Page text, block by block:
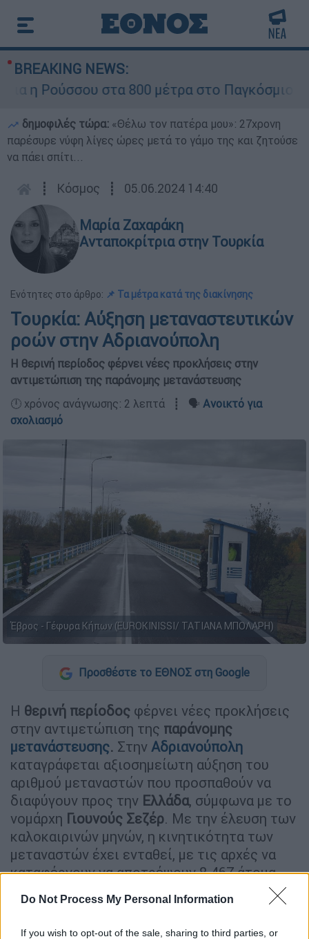
Do Not Process My Personal Information
If you wish to opt-out of the sale, sharing to third parties, or
BREAKING NEWS:
η Ρούσσου στα 800 μέτρα στο Παγκόσμιο
δημοφιλές τώρα: «Θέλω τον πατέρα μου»: 27χρονη
παρέσυρε νύφη λίγες ώρες μετά το γάμο της και ζητούσε
να πάει σπίτι...
┋ Κόσμος ┋ 05.06.2024 14:40
Μαρία Ζαχαράκη
Ανταποκρίτρια στην Τουρκία
Ενότητες στο άρθρο: 📌 Τα μέτρα κατά της διακίνησης
Τουρκία: Αύξηση μεταναστευτικών
ροών στην Αδριανούπολη
Η θερινή περίοδος φέρνει νέες προκλήσεις στην
αντιμετώπιση της παράνομης μετανάστευσης
🕛 χρόνος ανάγνωσης: 2 λεπτά ┋ 🗣️ Ανοικτό για
σχολιασμό
Έβρος - Γέφυρα Κήπων (EUROKINISSI/ ΤΑΤΙΑΝΑ ΜΠΟΛΑΡΗ)
Προσθέστε το ΕΘΝΟΣ στη Google
Η θερινή περίοδος φέρνει νέες προκλήσεις
στην αντιμετώπιση της παράνομης
μετανάστευσης. Στην Αδριανούπολη
καταγράφεται αξιοσημείωτη αύξηση του
αριθμού μεταναστών που προσπαθούν να
διαφύγουν προς την Ελλάδα, σύμφωνα με το
νομάρχη Γιουνούς Σεζέρ. Με την έλευση των
καλοκαιρινών μηνών, η κινητικότητα των
μεταναστών έχει ενταθεί, με τις αρχές να
καταφέρνουν να αποτρέψουν 8.467 άτομα
Τουρκία, μόνο τους πρώτους 5 μήνες του
έτους.